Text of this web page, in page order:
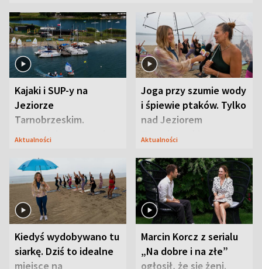
Kajaki i SUP-y na
Jeziorze
Tarnobrzeskim.
Przyrodnicy zwracają
Aktualności
Joga przy szumie wody
i śpiewie ptaków. Tylko
nad Jeziorem
Tarnobrzeskim
Aktualności
Kiedyś wydobywano tu
siarkę. Dziś to idealne
miejsce na
Marcin Korcz z serialu
„Na dobre i na złe”
ogłosił, że się żeni.